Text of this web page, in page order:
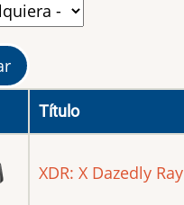
Título
XDR: X Dazedly Ray